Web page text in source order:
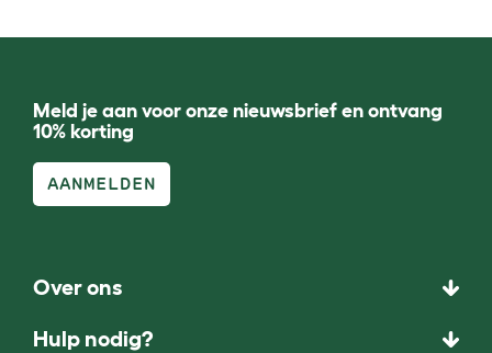
Meld je aan voor onze nieuwsbrief en ontvang
10% korting
AANMELDEN
Over ons
Hulp nodig?